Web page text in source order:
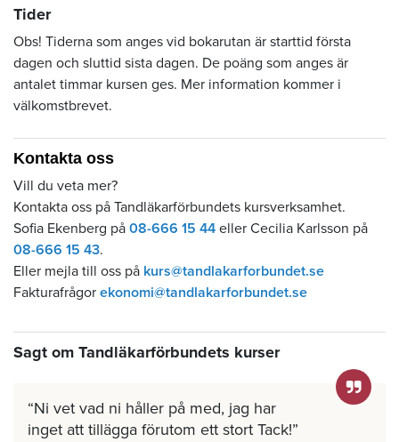
Tider
Obs! Tiderna som anges vid bokarutan är starttid första
dagen och sluttid sista dagen. De poäng som anges är
antalet timmar kursen ges. Mer information kommer i
välkomstbrevet.
Kontakta oss
Vill du veta mer?
Kontakta oss på Tandläkarförbundets kursverksamhet.
Sofia Ekenberg på 08-666 15 44 eller Cecilia Karlsson på
08-666 15 43.
Eller mejla till oss på kurs@tandlakarforbundet.se
Fakturafrågor ekonomi@tandlakarforbundet.se
Sagt om Tandläkarförbundets kurser
Ni vet vad ni håller på med, jag har
inget att tillägga förutom ett stort Tack!